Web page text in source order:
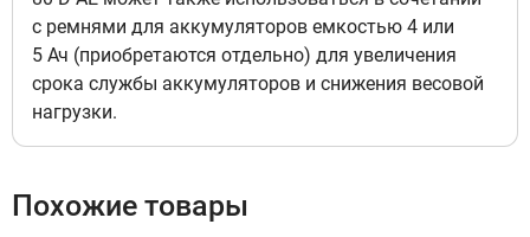
с ремнями для аккумуляторов емкостью 4 или
5 Ач (приобретаются отдельно) для увеличения
срока службы аккумуляторов и снижения весовой
нагрузки.
Похожие товары